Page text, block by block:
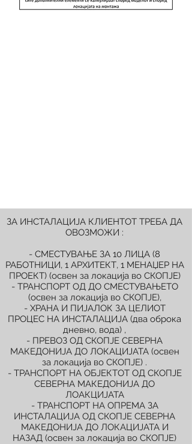
ЗА ИНСТАЛАЦИЈА КЛИЕНТОТ ТРЕБА ДА
ОВОЗМОЖИ :
- СМЕСТУВАЊЕ ЗА 10 ЛИЦА (8
РАБОТНИЦИ, 1 АРХИТЕКТ, 1 МЕНАЏЕР НА
ПРОЕКТ) (освен за локација во СКОПЈЕ)
- ТРАНСПОРТ ОД ДО СМЕСТУВАЊЕТО
(освен за локација во СКОПЈЕ),
- ХРАНА И ПИЈАЛОК ЗА ЦЕЛИОТ
ПРОЦЕС НА ИНСТАЛАЦИЈА (два оброка
дневно, вода) ,
- ПРЕВОЗ ОД СКОПЈЕ СЕВЕРНА
МАКЕДОНИЈА ДО ЛОКАЦИЈАТА (освен
за локација во СКОПЈЕ) .
- ТРАНСПОРТ НА ОБЈЕКТОТ ОД СКОПЈЕ
СЕВЕРНА МАКЕДОНИЈА ДО
ЛОАКЦИЈАТА
- ТРАНСПОРТ НА ОПРЕМА ЗА
ИНСТАЛАЦИЈА ОД СКОПЈЕ СЕВЕРНА
МАКЕДОНИЈА ДО ЛОКАЦИЈАТА И
НАЗАД (освен за локација во СКОПЈЕ)